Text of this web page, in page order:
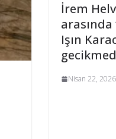
İrem
arasında
Işın
Nisan 22, 2026